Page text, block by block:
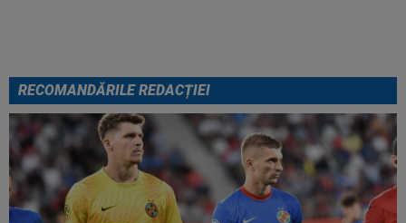
RECOMANDĂRILE REDACȚIEI